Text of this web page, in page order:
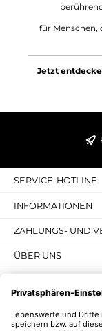
für Menschen,
Jetzt
SERVICE-HOTLINE
INFORMATIONEN
ZAHLUNGS- UND
ÜBER UNS